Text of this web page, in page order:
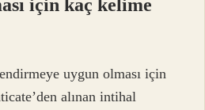
için kaç kelime
uygun olması için
alınan intihal